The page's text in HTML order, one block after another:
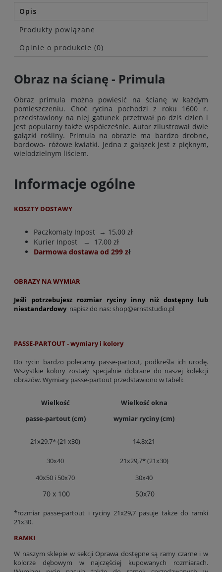
Opis
Produkty powiązane
Opinie o produkcie (0)
Obraz na ścianę - Primula
Obraz primula można powiesić na ścianę w każdym
pomieszczeniu. Choć rycina pochodzi z roku 1600 r.
przedstawiony na niej gatunek przetrwał po dziś dzień i
jest popularny także współcześnie. Autor zilustrował dwie
gałązki rośliny. Primula na obrazie ma bardzo drobne,
bordowo- różowe kwiatki. Jedna z gałązek jest z pięknym,
wielodzielnym liściem.
Informacje ogólne
KOSZTY DOSTAWY
Paczkomaty Inpost → 15,00 zł
Kurier Inpost → 17,00 zł
Darmowa dostawa od 299 zł
OBRAZY NA WYMIAR
Jeśli potrzebujesz rozmiar ryciny inny niż dostępny lub
niestandardowy napisz do nas:shop@ernststudio.pl
PASSE-PARTOUT - wymiary i kolory
Do rycin bardzo polecamy passe-partout, podkreśla ich urodę.
Wszystkie kolory zostały specjalnie dobrane do naszej kolekcji
obrazów. Wymiary passe-partout przedstawiono w tabeli:
Wielkość
passe-partout (cm)
Wielkość okna
wymiar ryciny (cm)
21x29,7* (21 x30) 14,8x21
30x40
21x29,7* (21x30)
40x50 i 50x70
30x40
70 x 100 50x70
*rozmiar passe-partout i ryciny 21x29,7 pasuje także do ramki
21x30.
RAMKI
W naszym sklepie w sekcji Oprawa dostępne są ramy czarne i w
kolorze dębowym w najczęściej kupowanych rozmiarach.